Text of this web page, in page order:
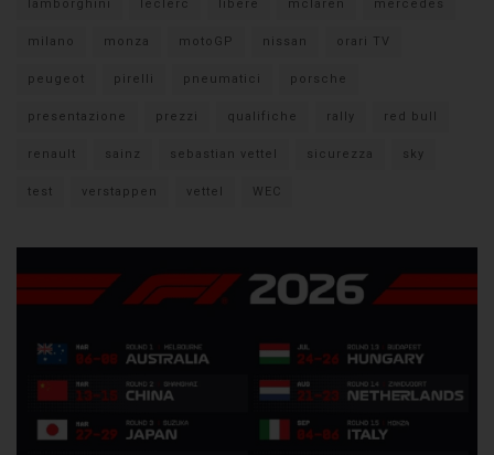
lamborghini leclerc libere mclaren mercedes
milano monza motoGP nissan orari TV
peugeot pirelli pneumatici porsche
presentazione prezzi qualifiche rally red bull
renault sainz sebastian vettel sicurezza sky
test verstappen vettel WEC